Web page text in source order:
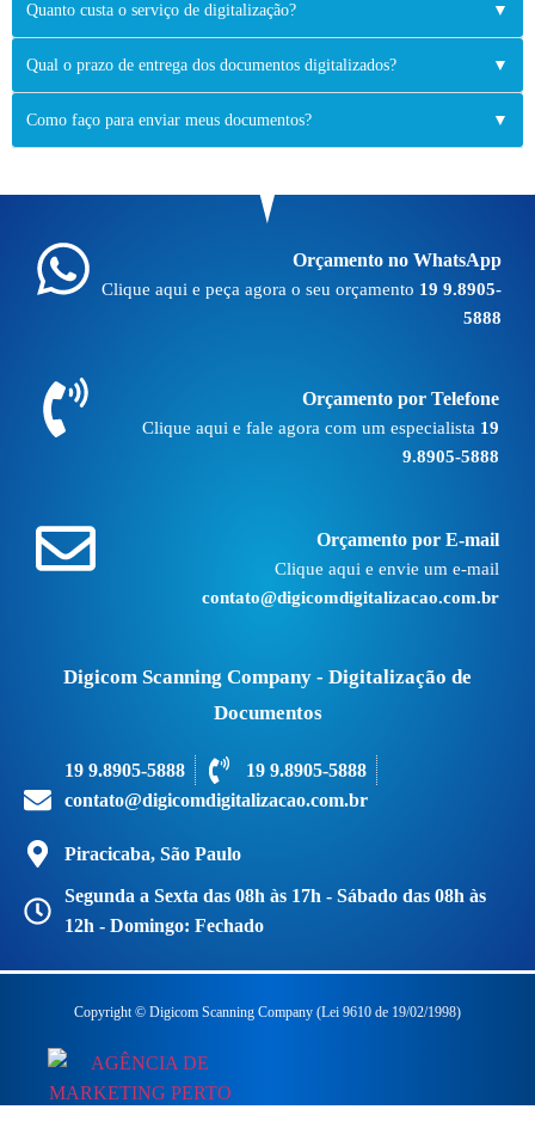
Quanto custa o serviço de digitalização? ▼
Qual o prazo de entrega dos documentos digitalizados? ▼
Como faço para enviar meus documentos? ▼
Orçamento no WhatsApp
Clique aqui e peça agora o seu orçamento 19 9.8905-
5888
Orçamento por Telefone
Clique aqui e fale agora com um especialista 19
9.8905-5888
Orçamento por E-mail
Clique aqui e envie um e-mail
contato@digicomdigitalizacao.com.br
Digicom Scanning Company - Digitalização de
Documentos
19 9.8905-5888
19 9.8905-5888
contato@digicomdigitalizacao.com.br
Piracicaba, São Paulo
Segunda a Sexta das 08h às 17h - Sábado das 08h às
12h - Domingo: Fechado
Copyright © Digicom Scanning Company (Lei 9610 de 19/02/1998)